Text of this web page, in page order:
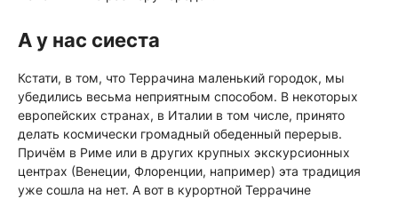
А у нас сиеста
Кстати, в том, что Террачина маленький городок, мы
убедились весьма неприятным способом. В некоторых
европейских странах, в Италии в том числе, принято
делать космически громадный обеденный перерыв.
Причём в Риме или в других крупных экскурсионных
центрах (Венеции, Флоренции, например) эта традиция
уже сошла на нет. А вот в курортной Террачине